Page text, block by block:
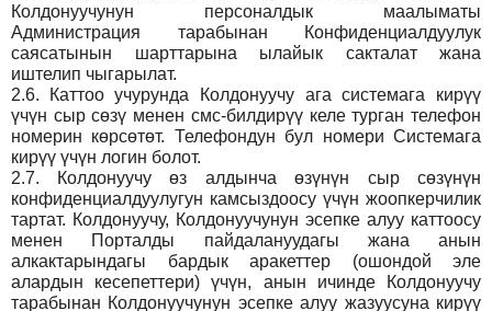
Колдонуучунун персоналдык маалыматы
Администрация тарабынан Конфиденциалдуулук
саясатынын шарттарына ылайык сакталат жана
иштелип чыгарылат.
2.6.
Каттоо учурунда Колдонуучу ага системага кирүү
үчүн сыр сөзү менен смс-билдирүү келе турган телефон
номерин көрсөтөт. Телефондун бул номери Системага
кирүү үчүн логин болот.
2.7.
Колдонуучу өз алдынча өзүнүн сыр сөзүнүн
конфиденциалдуулугун камсыздоосу үчүн жоопкерчилик
тартат. Колдонуучу, Колдонуучунун эсепке алуу каттоосу
менен Порталды пайдалануудагы жана анын
алкактарындагы бардык аракеттер (ошондой эле
алардын кесепеттери) үчүн, анын ичинде Колдонуучу
тарабынан Колдонуучунун эсепке алуу жазуусуна кирүү